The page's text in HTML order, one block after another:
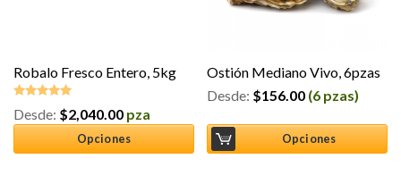
Robalo Fresco Entero, 5kg
Valorado en
5.00de 5
Desde: $2,040.00 pza
Opciones
Ostión Mediano Vivo, 6pzas
Desde: $156.00 (6 pzas)
Opciones